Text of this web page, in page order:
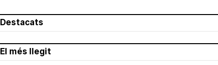
Destacats
El més llegit